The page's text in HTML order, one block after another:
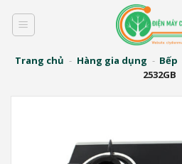
qua
dungTrang chủ - Hàng gia dụng - Bếp
2532GB